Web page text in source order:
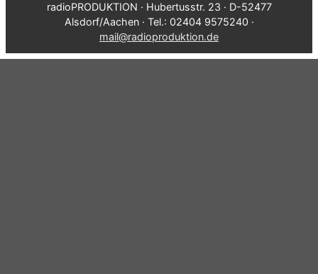
radioPRODUKTION · Hubertusstr. 23 · D-52477
Alsdorf/Aachen · Tel.: 02404 9575240 ·
mail@radioproduktion.de